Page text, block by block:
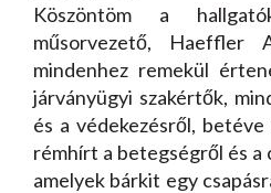
Köszöntöm a
műsorvezető, Haeffler
mindenhez remekül
járványügyi szakértők,
és a védekezésről,
rémhírt a betegségről és a
amelyek bárkit egy